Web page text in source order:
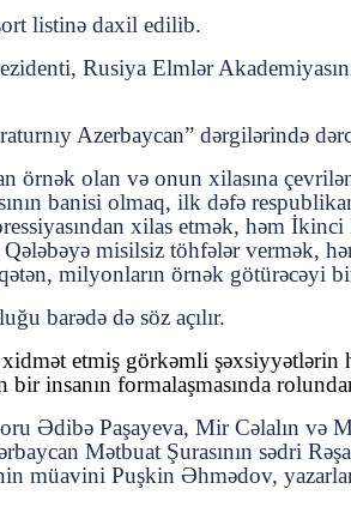
listinə daxil edilib.
Rusiya Elmlər
Azerbaycan” dərgilərində
örnək olan və onun xilasına
banisi olmaq, ilk dəfə
xilas etmək, həm
misilsiz töhfələr vermək,
milyonların örnək
barədə də söz açılır.
etmiş görkəmli şəxsiyyətlərin
insanın formalaşmasında
Ədibə Paşayeva, Mir Cəlalın və
Mətbuat Şurasının sədri
Puşkin Əhmədov,